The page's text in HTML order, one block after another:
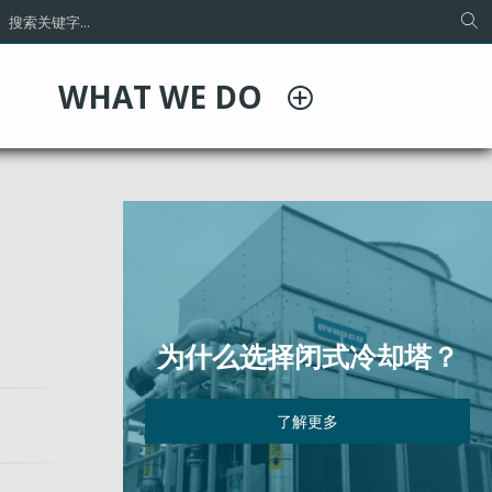
WHAT WE DO
为什么选择闭式冷却塔？
了解更多